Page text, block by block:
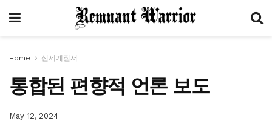
Home 신세계질서
통합된 편향적 언론 보도
May 12, 2024